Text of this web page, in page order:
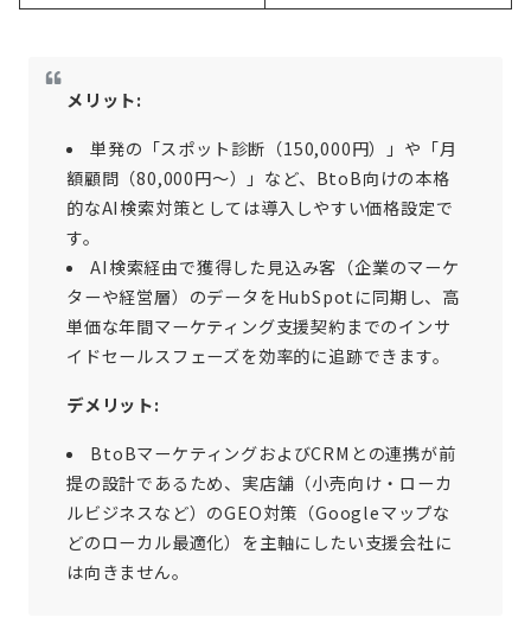
メリット:
単発の「スポット診断（150,000円）」や「月
額顧問（80,000円〜）」など、BtoB向けの本格
的なAI検索対策としては導入しやすい価格設定で
す。
AI検索経由で獲得した見込み客（企業のマーケ
ターや経営層）のデータをHubSpotに同期し、高
単価な年間マーケティング支援契約までのインサ
イドセールスフェーズを効率的に追跡できます。
デメリット:
BtoBマーケティングおよびCRMとの連携が前
提の設計であるため、実店舗（小売向け・ローカ
ルビジネスなど）のGEO対策（Googleマップな
どのローカル最適化）を主軸にしたい支援会社に
は向きません。